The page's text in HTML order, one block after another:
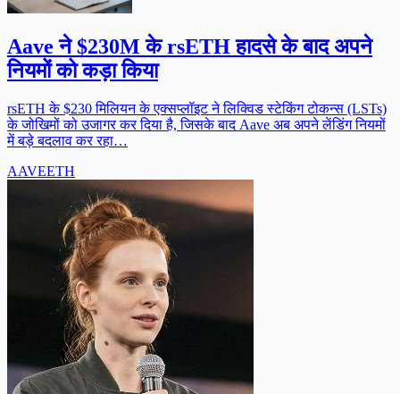
Aave ने $230M के rsETH हादसे के बाद अपने
नियमों को कड़ा किया
rsETH के $230 मिलियन के एक्सप्लॉइट ने लिक्विड स्टेकिंग टोकन्स (LSTs)
के जोखिमों को उजागर कर दिया है, जिसके बाद Aave अब अपने लेंडिंग नियमों
में बड़े बदलाव कर रहा…
AAVEETH